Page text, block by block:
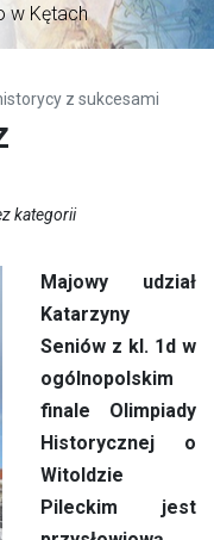
w Kętach
z sukcesami
kategorii
Majowy udział
Katarzyny
Seniów z kl. 1d w
ogólnopolskim
finale Olimpiady
Historycznej o
Witoldzie
Pileckim jest